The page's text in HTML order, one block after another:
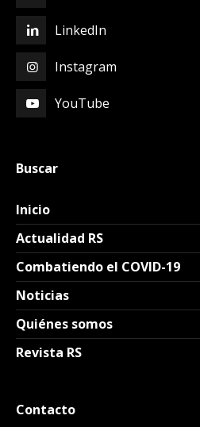
LinkedIn
Instagram
YouTube
Buscar
Inicio
Actualidad RS
Combatiendo el COVID-19
Noticias
Quiénes somos
Revista RS
Contacto